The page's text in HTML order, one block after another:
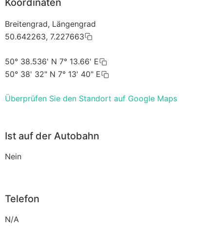
Breitengrad, Längengrad
50.642263, 7.227663
50° 38.536' N 7° 13.66' E
50° 38' 32" N 7° 13' 40" E
Überprüfen Sie den Standort auf Google Maps
Ist auf der Autobahn
Nein
Telefon
N/A